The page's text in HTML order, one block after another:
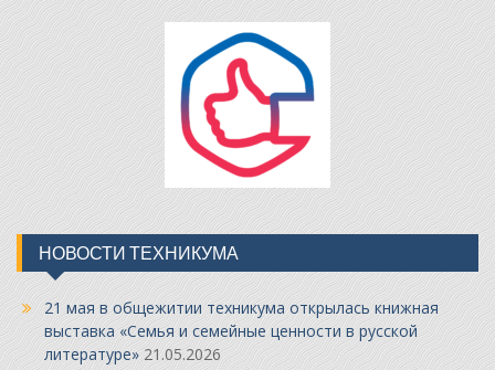
НОВОСТИ ТЕХНИКУМА
21 мая в общежитии техникума открылась книжная
выставка «Семья и семейные ценности в русской
литературе» 21.05.2026